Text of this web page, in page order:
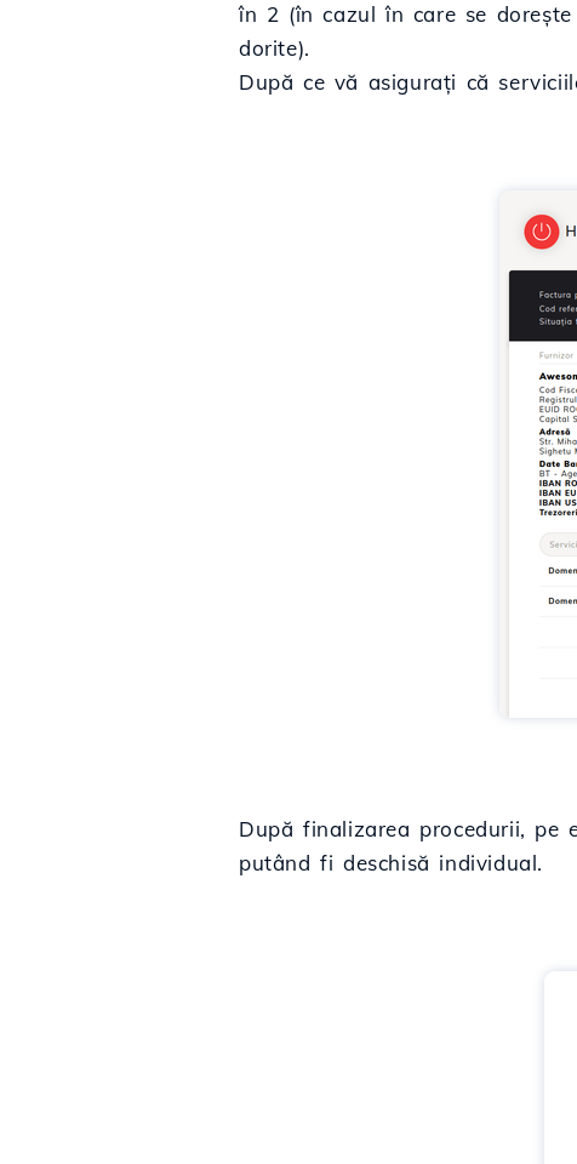
în 2 (în cazul în care se
dorite).
După ce vă asigurați că
După finalizarea procedurii, pe
putând fi deschisă individual.